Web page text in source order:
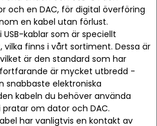
och en DAC, för digital överföring
en kabel utan förlust.
kablar som är speciellt
finns i vårt sortiment. Dessa är
är den standard som har
är mycket utbredd -
snabbaste elektroniska
kabeln du behöver använda
om dator och DAC.
har vanligtvis en kontakt av